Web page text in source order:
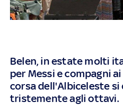
Belen, in estate molti
per Messi e compagni
corsa dell'Albiceleste
tristemente agli ottavi.